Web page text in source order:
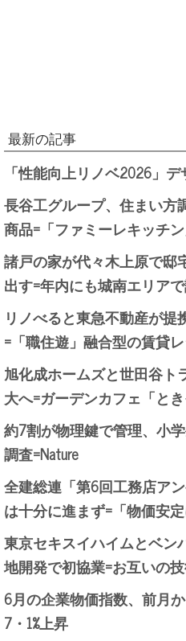
最新の記事
「性能向上リノベ2026」
長谷工グループ、住まい方
商品=「ファミーレキッチ
諸戸の家が代々木上原で邸
出す=年内にも城南エリア
リノべると東急不動産が
=「職住遊」融合型の賃貸
旭化成ホームズと世田谷ト
大へ=ガーデンカフェ「と
約7割が物理鍵で管理、小
調査=Nature
全建総連「第6回工務店ア
は十分に進まず=「物価安
東京セキスイハイムとベン
地開発で初協業=お互いの
6月の企業物価指数、前月
7・1%上昇